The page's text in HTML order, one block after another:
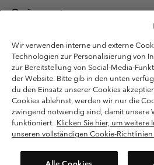
Österreich
Columbia Sportswear Austria GmbH.
Bergheim, Salzburg Österreich. Alle Rechte
Nutzungsbedingungen
Allgemeine
Datenschutzerklärung
Bestimmungen und Bedingungen des
Nutzungsbedingungen Für
Cookies
Kundenservice: Mo- Fr. 9:00 - 13:00 &
Wir verwenden interne und externe
Technologien zur Personalisierung von
zur Bereitstellung von Social-Media-
der Website. Bitte gib in den unten
du den Einsatz unserer Cookies
Cookies ablehnst, werden wir nur die
zwingend notwendig sind, damit unsere
funktioniert. Klicken Sie hier, um weitere
unseren vollständigen Cookie-
Bitte wählen Sie Ihr
Online-